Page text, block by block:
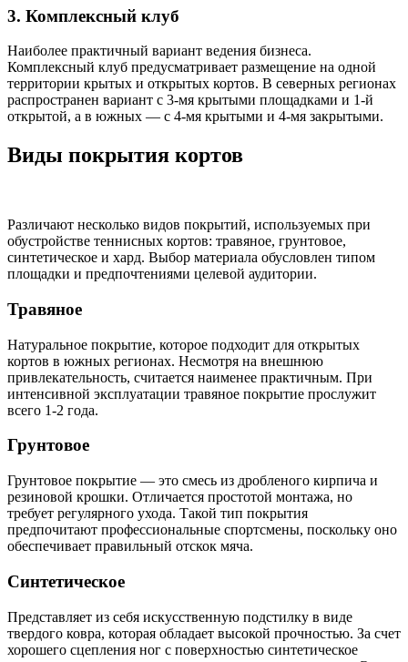
3. Комплексный клуб
Наиболее практичный вариант ведения бизнеса.
Комплексный клуб предусматривает размещение на одной
территории крытых и открытых кортов. В северных регионах
распространен вариант с 3-мя крытыми площадками и 1-й
открытой, а в южных — с 4-мя крытыми и 4-мя закрытыми.
Виды покрытия кортов
Различают несколько видов покрытий, используемых при
обустройстве теннисных кортов: травяное, грунтовое,
синтетическое и хард. Выбор материала обусловлен типом
площадки и предпочтениями целевой аудитории.
Травяное
Натуральное покрытие, которое подходит для открытых
кортов в южных регионах. Несмотря на внешнюю
привлекательность, считается наименее практичным. При
интенсивной эксплуатации травяное покрытие прослужит
всего 1-2 года.
Грунтовое
Грунтовое покрытие — это смесь из дробленого кирпича и
резиновой крошки. Отличается простотой монтажа, но
требует регулярного ухода. Такой тип покрытия
предпочитают профессиональные спортсмены, поскольку оно
обеспечивает правильный отскок мяча.
Синтетическое
Представляет из себя искусственную подстилку в виде
твердого ковра, которая обладает высокой прочностью. За счет
хорошего сцепления ног с поверхностью синтетическое